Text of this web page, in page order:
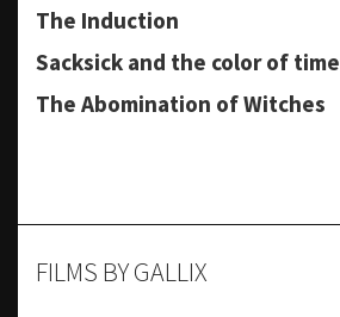
The Induction
Sacksick and the color of time
The Abomination of Witches
FILMS BY GALLIX